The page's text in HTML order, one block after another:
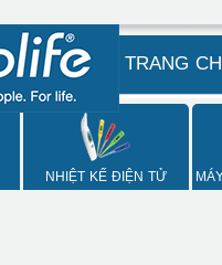
TRANG
NHIỆT KẾ ĐIỆN TỬ